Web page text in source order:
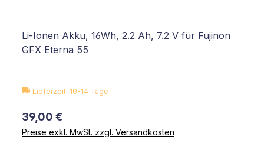
Li-Ionen Akku, 16Wh, 2.2 Ah, 7.2 V für Fujinon
GFX Eterna 55
Lieferzeit: 10-14 Tage
39,00 €
Preise exkl. MwSt. zzgl. Versandkosten